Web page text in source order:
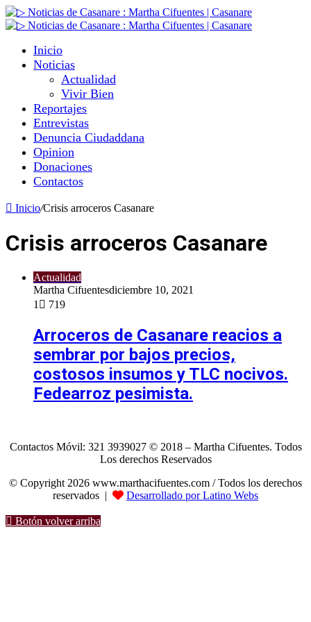
Inicio
Noticias
Actualidad
Vivir Bien
Reportajes
Entrevistas
Denuncia Ciudaddana
Opinion
Donaciones
Contactos
Inicio/Crisis arroceros Casanare
Crisis arroceros Casanare
Actualidad
Martha Cifuentesdiciembre 10, 2021
1
719
Arroceros de Casanare reacios a
sembrar por bajos precios,
costosos insumos y TLC nocivos.
Fedearroz pesimista.
Contactos Móvil: 321 3939027 © 2018 – Martha Cifuentes. Todos
Los derechos Reservados
© Copyright 2026 www.marthacifuentes.com / Todos los derechos
reservados |
Desarrollado por Latino Webs
Botón volver arriba